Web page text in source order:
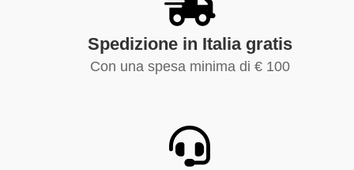
Spedizione in Italia gratis
Con una spesa minima di € 100